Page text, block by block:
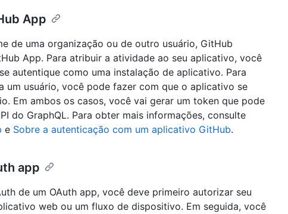
App
de uma organização ou de outro usuário, GitHub
App. Para atribuir a atividade ao seu aplicativo, você
autentique como uma instalação de aplicativo. Para
usuário, você pode fazer com que o aplicativo se
Em ambos os casos, você vai gerar um token que pode
do GraphQL. Para obter mais informações, consulte
e Sobre a autenticação com um aplicativo GitHub.
app
de um OAuth app, você deve primeiro autorizar seu
web ou um fluxo de dispositivo. Em seguida, você